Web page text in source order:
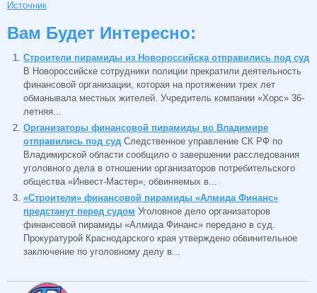
Источник
Вам Будет Интересно:
Строители пирамиды из Новороссийска отправились под суд
В Новороссийске сотрудники полиции прекратили деятельность
финансовой организации, которая на протяжении трех лет
обманывала местных жителей. Учредитель компании «Хорс» 36-
летняя...
Организаторы финансовой пирамиды во Владимире
отправились под суд Следственное управление СК РФ по
Владимирской области сообщило о завершении расследования
уголовного дела в отношении организаторов потребительского
общества «Инвест-Мастер», обвиняемых в...
«Строители» финансовой пирамиды «Алмида Финанс»
предстанут перед судом Уголовное дело организаторов
финансовой пирамиды «Алмида Финанс» передано в суд.
Прокуратурой Краснодарского края утверждено обвинительное
заключение по уголовному делу в...